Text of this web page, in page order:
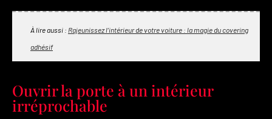
À lire aussi : Rajeunissez l’intérieur de votre voiture : la magie du covering
adhésif
Ouvrir la porte à un intérieur
irréprochable